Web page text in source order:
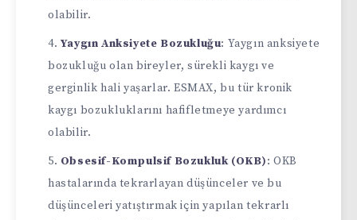
olabilir.
Yaygın Anksiyete Bozukluğu: Yaygın anksiyete
bozukluğu olan bireyler, sürekli kaygı ve
gerginlik hali yaşarlar. ESMAX, bu tür kronik
kaygı bozukluklarını hafifletmeye yardımcı
olabilir.
Obsesif-Kompulsif Bozukluk (OKB): OKB
hastalarında tekrarlayan düşünceler ve bu
düşünceleri yatıştırmak için yapılan tekrarlı